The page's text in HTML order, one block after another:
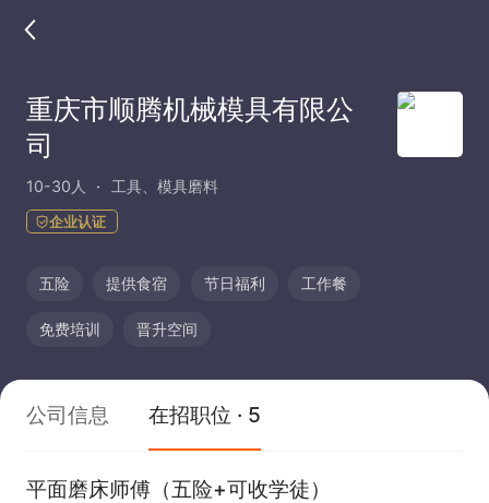
重庆市顺腾机械模具有限公
司
10-30人 工具、模具磨料
企业认证
五险 提供食宿 节日福利 工作餐
免费培训 晋升空间
公司信息 在招职位 · 5
平面磨床师傅（五险+可收学徒）